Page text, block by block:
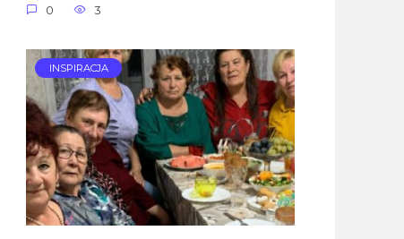
0 3
INSPIRACJA